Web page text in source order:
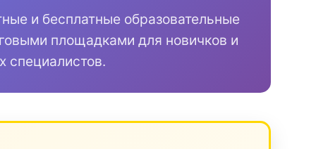
и бесплатные образовательные
площадками для новичков и
специалистов.